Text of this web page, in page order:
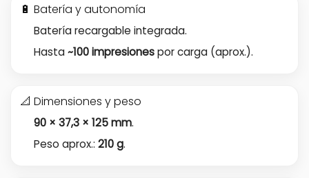
🔋 Batería y autonomía
Batería recargable integrada.
Hasta~100 impresionespor carga (aprox.).
📐 Dimensiones y peso
90 × 37,3 × 125 mm.
Peso aprox.: 210 g.